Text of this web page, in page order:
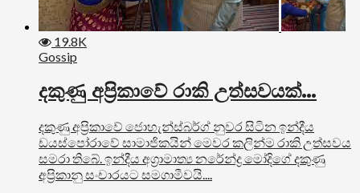
19.8K
Gossip
දකුණු අප්‍රිකාවේ රාකි උත්සවයක්…
දකුණු අප්‍රිකාවේ ජොහැන්ස්බර්ග් නුවර සිටින ඉන්දීය
ඩයස්පෝරාවේ සාමාජිකයින් මෙවර කලින්ම රාකි උත්සවය
සමරා තිබේ. ඉන්දීය අග්‍රාමාත්‍ය නරේන්ද්‍ර මෝදිගේ දකුණු
අප්‍රිකානු සංචාරයට සමගාමීවයි....